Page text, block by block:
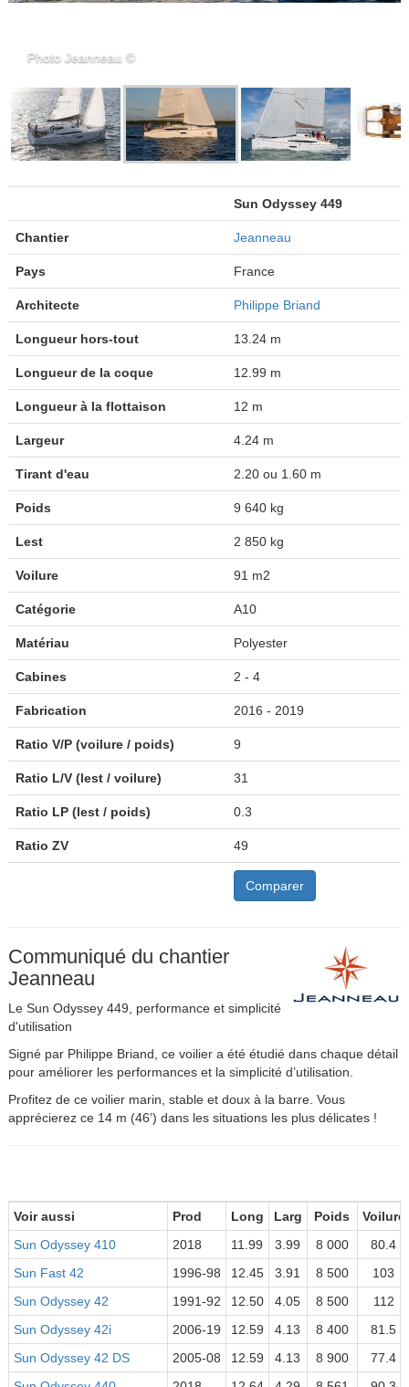
Sun Odyssey 449
Chantier Jeanneau
Pays France
Architecte Philippe Briand
Longueur hors-tout 13.24 m
Longueur de la coque 12.99 m
Longueur à la flottaison 12 m
Largeur 4.24 m
Tirant d'eau 2.20 ou 1.60 m
Poids 9 640 kg
Lest 2 850 kg
Voilure 91 m2
Catégorie A10
Matériau Polyester
Cabines 2 - 4
Fabrication 2016 - 2019
Ratio V/P (voilure / poids) 9
Ratio L/V (lest / voilure) 31
Ratio LP (lest / poids) 0.3
Ratio ZV 49
Comparer
Communiqué du chantier
Jeanneau
Le Sun Odyssey 449, performance et simplicité
d'utilisation
Signé par Philippe Briand, ce voilier a été étudié dans chaque détail
pour améliorer les performances et la simplicité d’utilisation.
Profitez de ce voilier marin, stable et doux à la barre. Vous
apprécierez ce 14 m (46’) dans les situations les plus délicates !
Voir aussi Prod Long Larg Poids
Voilure
Sun Odyssey 410
2018 11.99 3.99 8 000
80.4
Sun Fast 42
1996-98 12.45 3.91 8 500
103
Sun Odyssey 42
1991-92 12.50 4.05 8 500
112
Sun Odyssey 42i
2006-19 12.59 4.13 8 400
81.5
Sun Odyssey 42 DS
2005-08 12.59 4.13 8 900
77.4